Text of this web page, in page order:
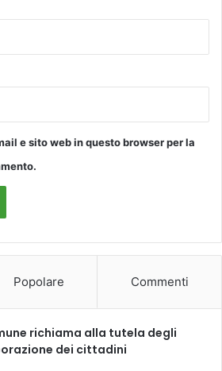
e sito web in questo browser per la
Popolare Commenti
richiama alla tutela degli
dei cittadini